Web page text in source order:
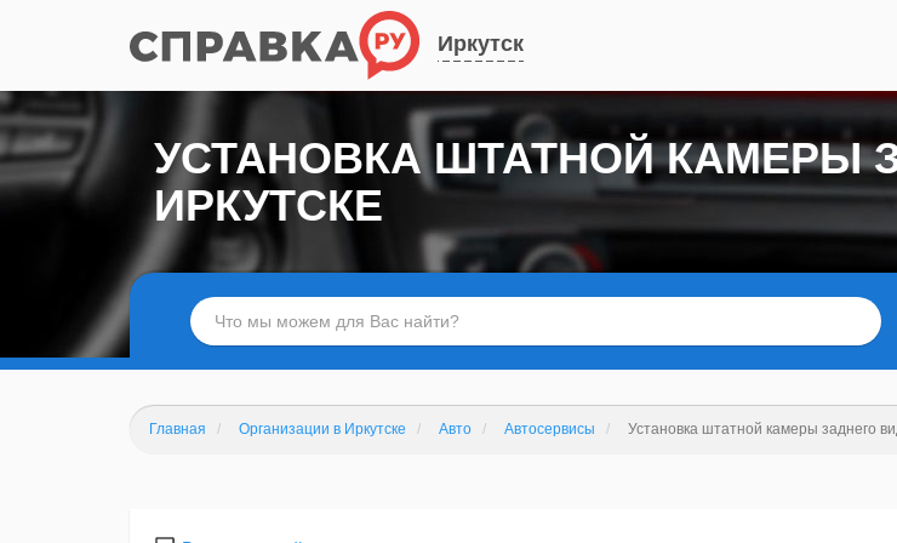
Иркутск
УСТАНОВКА ШТАТНОЙ КАМЕРЫ
ИРКУТСКЕ
Главная Организации в Иркутске Авто Автосервисы Установка штатной камеры заднего